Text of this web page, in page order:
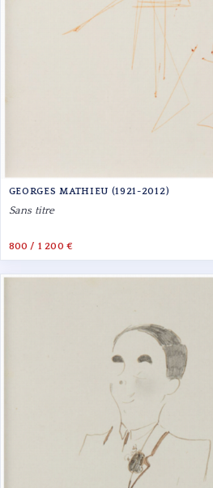
GEORGES MATHIEU (1921-2012)
Sans titre
800 / 1 200 €